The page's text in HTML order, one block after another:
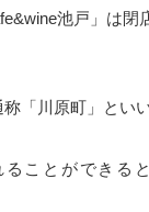
池戸」は
「川原町」とい
ことができる